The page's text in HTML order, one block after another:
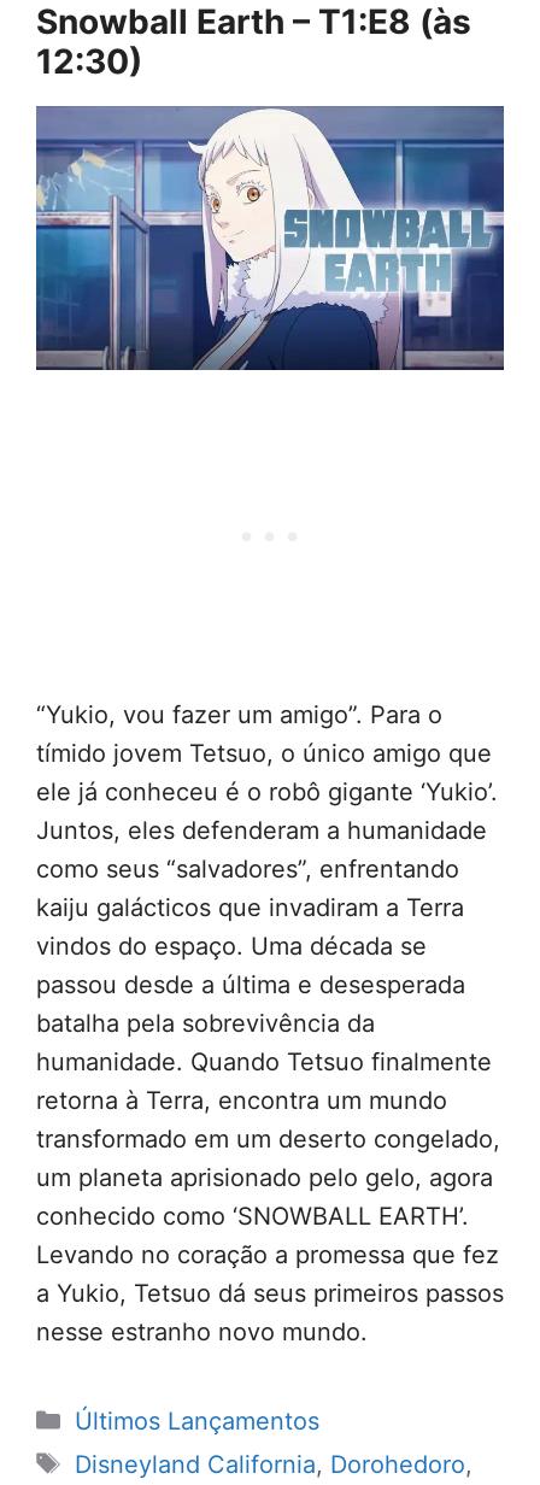
Snowball Earth – T1:E8 (às
12:30)
“Yukio, vou fazer um amigo”. Para o
tímido jovem Tetsuo, o único amigo que
ele já conheceu é o robô gigante ‘Yukio’.
Juntos, eles defenderam a humanidade
como seus “salvadores”, enfrentando
kaiju galácticos que invadiram a Terra
vindos do espaço. Uma década se
passou desde a última e desesperada
batalha pela sobrevivência da
humanidade. Quando Tetsuo finalmente
retorna à Terra, encontra um mundo
transformado em um deserto congelado,
um planeta aprisionado pelo gelo, agora
conhecido como ‘SNOWBALL EARTH’.
Levando no coração a promessa que fez
a Yukio, Tetsuo dá seus primeiros passos
nesse estranho novo mundo.
Categorias
Últimos Lançamentos
Tags
Disneyland California, Dorohedoro,